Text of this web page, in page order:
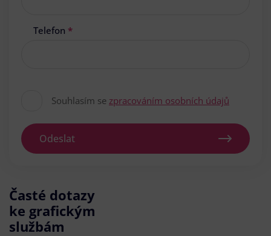
Telefon *
Souhlasím se zpracováním osobních údajů
Odeslat
Časté dotazy
ke grafickým
službám